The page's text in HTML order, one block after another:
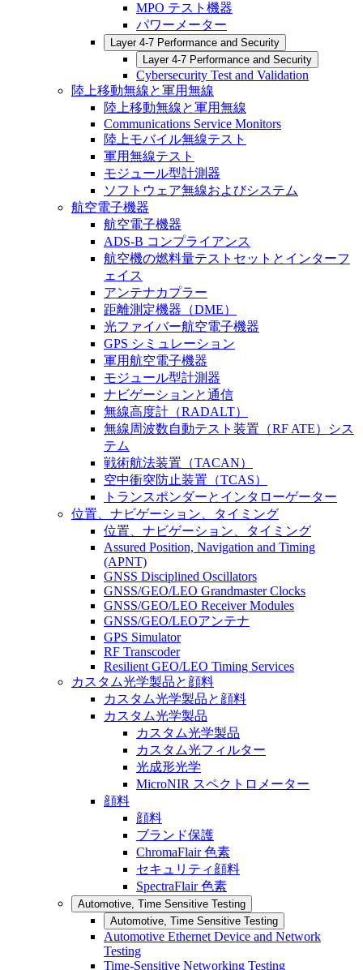
MPO テスト機器
パワーメーター
Layer 4-7 Performance and Security
Layer 4-7 Performance and Security
Cybersecurity Test and Validation
陸上移動無線と軍用無線
陸上移動無線と軍用無線
Communications Service Monitors
陸上モバイル無線テスト
軍用無線テスト
モジュール型計測器
ソフトウェア無線およびシステム
航空電子機器
航空電子機器
ADS-B コンプライアンス
航空機の燃料量テストセットとインターフ
ェイス
アンテナカプラー
距離測定機器（DME）
光ファイバー航空電子機器
GPS シミュレーション
軍用航空電子機器
モジュール型計測器
ナビゲーションと通信
無線高度計（RADALT）
無線周波数自動テスト装置（RF ATE）シス
テム
戦術航法装置（TACAN）
空中衝突防止装置（TCAS）
トランスポンダーとインタローゲーター
位置、ナビゲーション、タイミング
位置、ナビゲーション、タイミング
Assured Position, Navigation and Timing
(APNT)
GNSS Disciplined Oscillators
GNSS/GEO/LEO Grandmaster Clocks
GNSS/GEO/LEO Receiver Modules
GNSS/GEO/LEOアンテナ
GPS Simulator
RF Transcoder
Resilient GEO/LEO Timing Services
カスタム光学製品と顔料
カスタム光学製品と顔料
カスタム光学製品
カスタム光学製品
カスタム光フィルター
光成形光学
MicroNIR スペクトロメーター
顔料
顔料
ブランド保護
ChromaFlair 色素
セキュリティ顔料
SpectraFlair 色素
Automotive, Time Sensitive Testing
Automotive, Time Sensitive Testing
Automotive Ethernet Device and Network
Testing
Time-Sensitive Networking Testing